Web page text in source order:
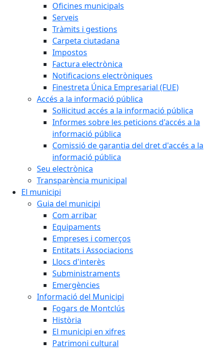
Oficines municipals
Serveis
Tràmits i gestions
Carpeta ciutadana
Impostos
Factura electrònica
Notificacions electròniques
Finestreta Única Empresarial (FUE)
Accés a la informació pública
Sol·licitud accés a la informació pública
Informes sobre les peticions d'accés a la
informació pública
Comissió de garantia del dret d'accés a la
informació pública
Seu electrònica
Transparència municipal
El municipi
Guia del municipi
Com arribar
Equipaments
Empreses i comerços
Entitats i Associacions
Llocs d'interès
Subministraments
Emergències
Informació del Municipi
Fogars de Montclús
Història
El municipi en xifres
Patrimoni cultural